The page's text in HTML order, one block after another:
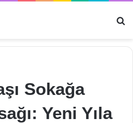
Sokağa
Yeni Yıla